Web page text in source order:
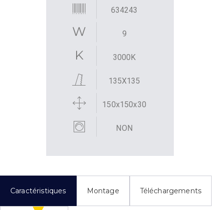
634243
9
3000K
135X135
150x150x30
NON
Caractéristiques Montage Téléchargements